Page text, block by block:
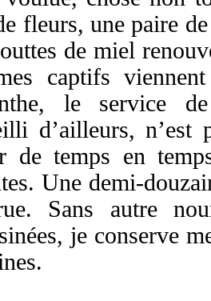
fleurs, unepaire
de miel
captifs viennent
, le service
d’ailleurs, n’est
detemps en
. Une demi-
. Sans autre
, je conserve
.